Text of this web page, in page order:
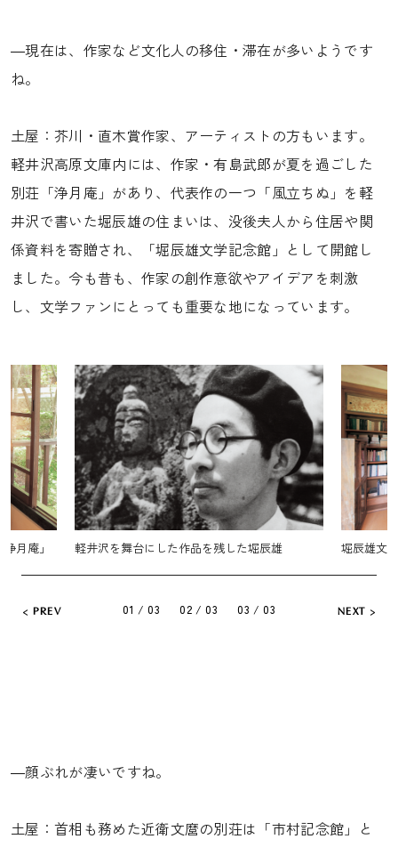
―現在は、作家など文化人の移住・滞在が多いようです
ね。
土屋：芥川・直木賞作家、アーティストの方もいます。
軽井沢高原文庫内には、作家・有島武郎が夏を過ごした
別荘「浄月庵」があり、代表作の一つ「風立ちぬ」を軽
井沢で書いた堀辰雄の住まいは、没後夫人から住居や関
係資料を寄贈され、「堀辰雄文学記念館」として開館し
ました。今も昔も、作家の創作意欲やアイデアを刺激
し、文学ファンにとっても重要な地になっています。
PREV NEXT
雄 堀辰雄文学館 作家・有
01 / 03 02 / 03 03 / 03
―顔ぶれが凄いですね。
土屋：首相も務めた近衛文麿の別荘は「市村記念館」と